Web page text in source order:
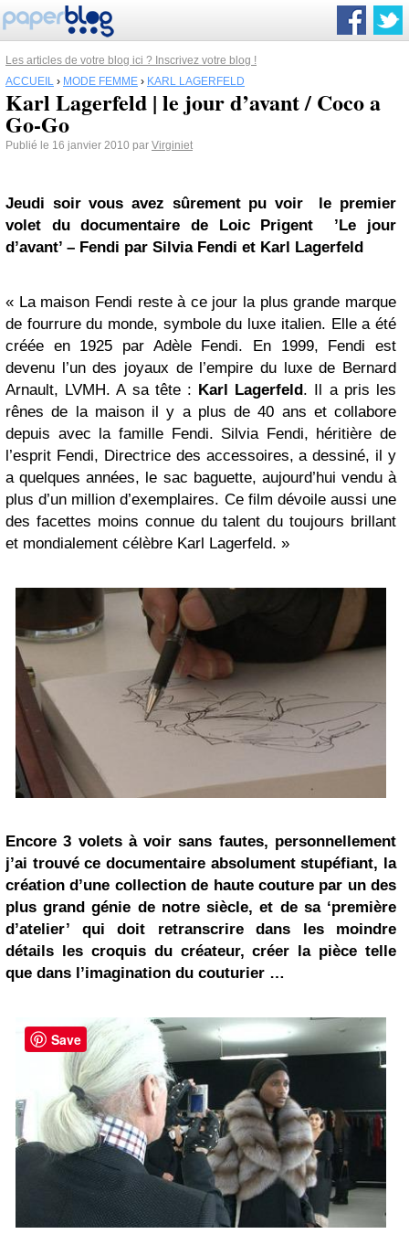
Les articles de votre blog ici ? Inscrivez votre blog !
ACCUEIL › MODE FEMME › KARL LAGERFELD
Karl Lagerfeld | le jour d’avant / Coco a
Go-Go
Publié le 16 janvier 2010 par Virginiet
Jeudi soir vous avez sûrementpu voir le premier
volet du documentaire de Loic Prigent ’Le jour
d’avant’ – Fendi par Silvia Fendi et Karl Lagerfeld
« La maison Fendi reste à ce jour la plus grande marque
de fourrure du monde, symbole du luxe italien. Elle a été
créée en 1925 par Adèle Fendi. En 1999, Fendi est
devenu l’un des joyaux de l’empire du luxe de Bernard
Arnault, LVMH. A sa tête : Karl Lagerfeld. Il a pris les
rênes de la maison il y a plus de 40 ans et collabore
depuis avec la famille Fendi. Silvia Fendi, héritière de
l’esprit Fendi, Directrice des accessoires, a dessiné, il y
a quelques années, le sac baguette, aujourd’hui vendu à
plus d’un million d’exemplaires. Ce film dévoile aussi une
des facettes moins connue du talent du toujours brillant
et mondialement célèbre Karl Lagerfeld. »
Encore 3 volets à voir sans fautes, personnellement
j’ai trouvé ce documentaire absolument stupéfiant, la
création d’une collection de haute couture par un des
plus grand génie de notre siècle, et de sa ‘première
d’atelier’ qui doit retranscrire dans les moindre
détails les croquis du créateur, créer la pièce telle
que dans l’imagination du couturier …
Save